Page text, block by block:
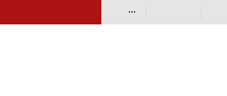
•••